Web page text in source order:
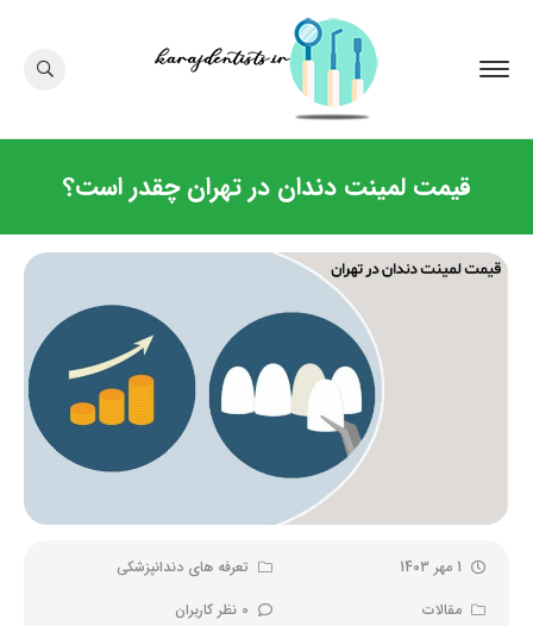
قیمت لمینت دندان در تهران چقدر است؟
1 مهر 1403
تعرفه های دندانپزشکی
مقالات
0 نظر کاربران